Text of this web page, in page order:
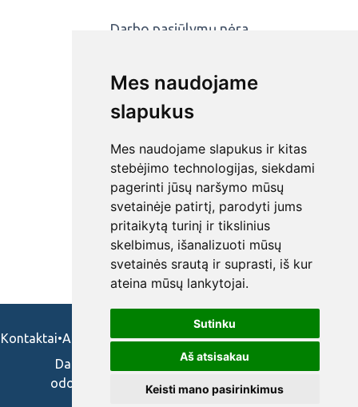
Mes naudojame
slapukus
Mes naudojame slapukus ir kitas
stebėjimo technologijas, siekdami
pagerinti jūsų naršymo mūsų
svetainėje patirtį, parodyti jums
pritaikytą turinį ir tikslinius
skelbimus, išanalizuoti mūsų
svetainės srautą ir suprasti, iš kur
ateina mūsų lankytojai.
Sutinku
Aš atsisakau
Keisti mano pasirinkimus
Darbo pasiūlymų nėra
Kontaktai•Apie mus•Naudojimosi taisykės•Privatumo politika
Darbo skelbimai ir pasiūlymai: gydytojams,
odontologams, slaugytojams, veterinarams,